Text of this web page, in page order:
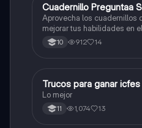
ICFES: Inglés
Cuadernillo Preguntaa
Aprovecha los cuadernillos
mejorar tus habilidades en
Prueba Saber 11. 🫡
10 912 14
Química
Trucos para ganar icfes
Lo mejor
11 1,074 13